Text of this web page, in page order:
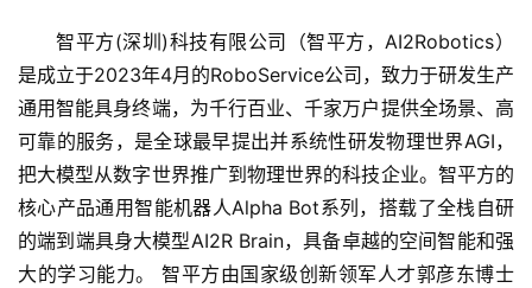
首
页
智平方(深圳)科技有限公司（智平方，AI2Robotics）
是成立于2023年4月的RoboService公司，致力于研发生产
通用智能具身终端，为千行百业、千家万户提供全场景、高
可靠的服务，是全球最早提出并系统性研发物理世界AGI，
把大模型从数字世界推广到物理世界的科技企业。智平方的
核心产品通用智能机器人Alpha Bot系列，搭载了全栈自研
的端到端具身大模型AI2R Brain，具备卓越的空间智能和强
大的学习能力。 智平方由国家级创新领军人才郭彦东博士